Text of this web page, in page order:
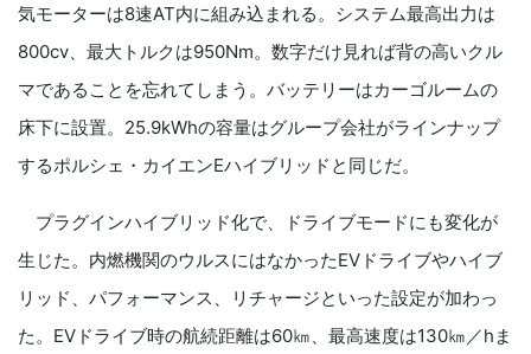
気モーターは8速AT内に組み込まれる。システム最高出力は
800cv、最大トルクは950Nm。数字だけ見れば背の高いクル
マであることを忘れてしまう。バッテリーはカーゴルームの
床下に設置。25.9kWhの容量はグループ会社がラインナップ
するポルシェ・カイエンEハイブリッドと同じだ。
プラグインハイブリッド化で、ドライブモードにも変化が
生じた。内燃機関のウルスにはなかったEVドライブやハイブ
リッド、パフォーマンス、リチャージといった設定が加わっ
た。EVドライブ時の航続距離は60㎞、最高速度は130㎞／hま